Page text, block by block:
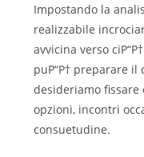
Impostando la
realizzabile
avvicina verso
puР“Р† preparare
desideriamo fissare
opzioni, incontri
consuetudine.